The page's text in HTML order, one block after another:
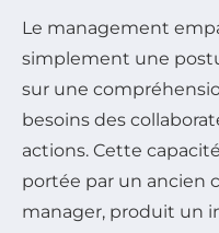
Le management
simplement une
sur une
besoins des
actions. Cette
portée par un ancien
manager, produit un